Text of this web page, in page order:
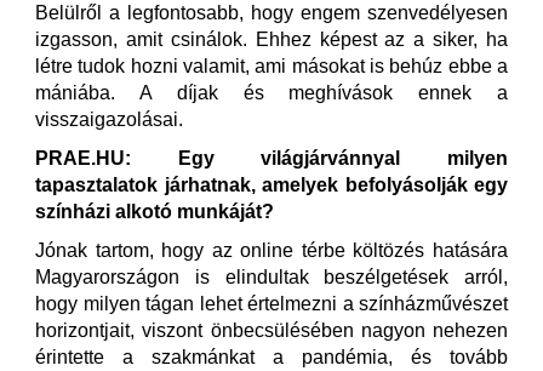
Belülről a legfontosabb, hogy engem szenvedélyesen
izgasson, amit csinálok. Ehhez képest az a siker, ha
létre tudok hozni valamit, ami másokat is behúz ebbe a
mániába. A díjak és meghívások ennek a
visszaigazolásai.
PRAE.HU: Egy világjárvánnyal milyen
tapasztalatok járhatnak, amelyek befolyásolják egy
színházi alkotó munkáját?
Jónak tartom, hogy az online térbe költözés hatására
Magyarországon is elindultak beszélgetések arról,
hogy milyen tágan lehet értelmezni a színházművészet
horizontjait, viszont önbecsülésében nagyon nehezen
érintette a szakmánkat a pandémia, és tovább